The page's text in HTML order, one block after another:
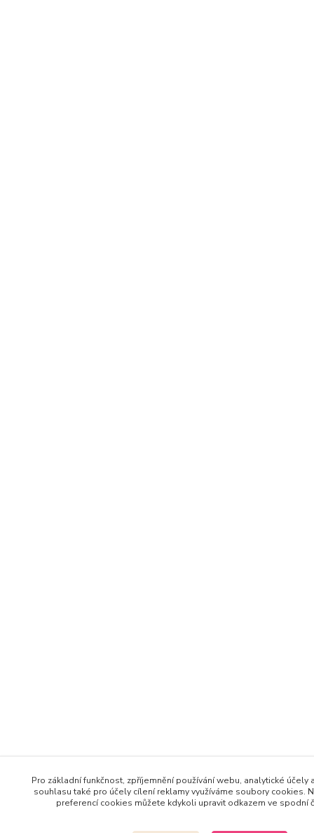
Pro základní funkčnost, zpříjemnění používání webu, analytické účely
souhlasu také pro účely cílení reklamy využíváme soubory cookies.
preferencí cookies můžete kdykoli upravit odkazem ve spodní